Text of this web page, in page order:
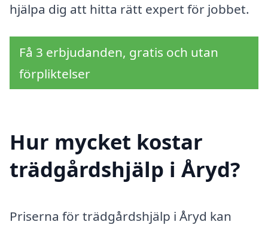
hjälpa dig att hitta rätt expert för jobbet.
Få 3 erbjudanden, gratis och utan
förpliktelser
Hur mycket kostar
trädgårdshjälp i Åryd?
Priserna för trädgårdshjälp i Åryd kan